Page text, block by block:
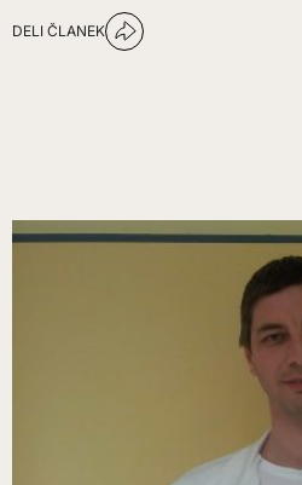
DELI ČLANEK